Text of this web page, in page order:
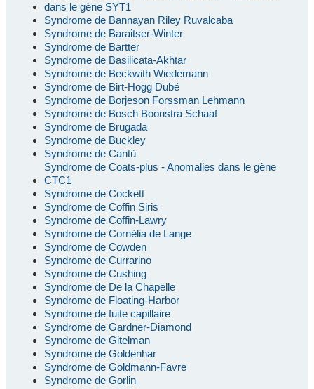
dans le gène SYT1
Syndrome de Bannayan Riley Ruvalcaba
Syndrome de Baraitser-Winter
Syndrome de Bartter
Syndrome de Basilicata-Akhtar
Syndrome de Beckwith Wiedemann
Syndrome de Birt-Hogg Dubé
Syndrome de Borjeson Forssman Lehmann
Syndrome de Bosch Boonstra Schaaf
Syndrome de Brugada
Syndrome de Buckley
Syndrome de Cantù
Syndrome de Coats-plus - Anomalies dans le gène
CTC1
Syndrome de Cockett
Syndrome de Coffin Siris
Syndrome de Coffin-Lawry
Syndrome de Cornélia de Lange
Syndrome de Cowden
Syndrome de Currarino
Syndrome de Cushing
Syndrome de De la Chapelle
Syndrome de Floating-Harbor
Syndrome de fuite capillaire
Syndrome de Gardner-Diamond
Syndrome de Gitelman
Syndrome de Goldenhar
Syndrome de Goldmann-Favre
Syndrome de Gorlin